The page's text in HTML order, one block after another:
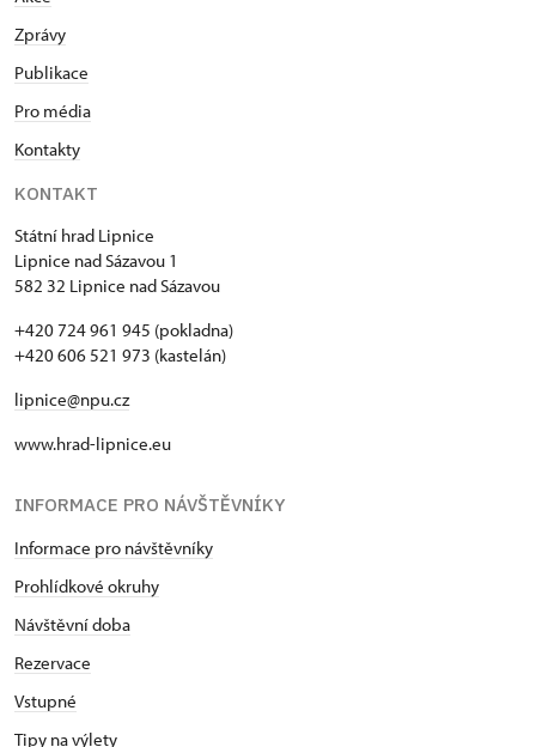
Zprávy
Publikace
Pro média
Kontakty
KONTAKT
Státní hrad Lipnice
Lipnice nad Sázavou 1
582 32 Lipnice nad Sázavou
+420 724 961 945 (pokladna)
+420 606 521 973 (kastelán)
lipnice@npu.cz
www.hrad-lipnice.eu
INFORMACE PRO NÁVŠTĚVNÍKY
Informace pro návštěvníky
Prohlídkové okruhy
Návštěvní doba
Rezervace
Vstupné
Tipy na výlety